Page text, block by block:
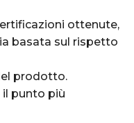
ottenute,
basata sul rispetto
prodotto.
il punto più